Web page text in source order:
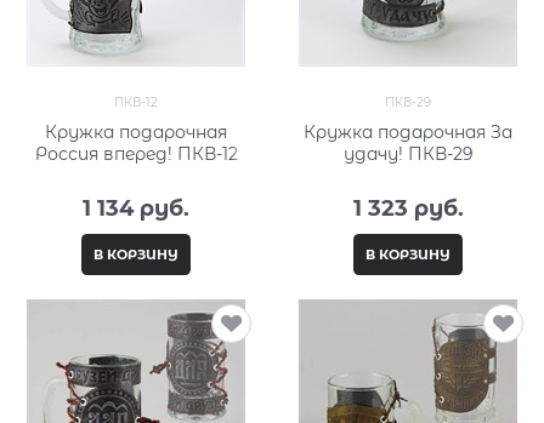
ПКВ-12
Кружка подарочная
Россия вперед! ПКВ-12
1 134 руб.
В КОРЗИНУ
ПКВ-29
Кружка подарочная За
удачу! ПКВ-29
1 323 руб.
В КОРЗИНУ